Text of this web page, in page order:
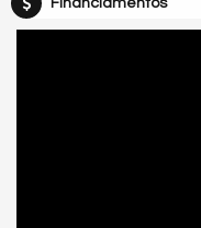
Financiamentos